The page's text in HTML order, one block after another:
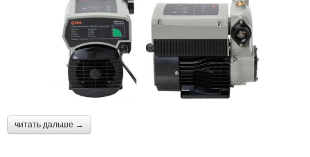
читать дальше →